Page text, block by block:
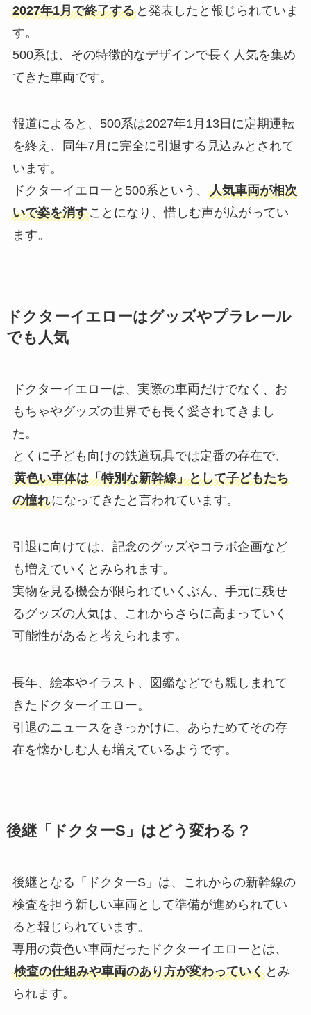
2027年1月で終了すると発表したと報じられていま
す。
500系は、その特徴的なデザインで長く人気を集め
てきた車両です。
報道によると、500系は2027年1月13日に定期運転
を終え、同年7月に完全に引退する見込みとされて
います。
ドクターイエローと500系という、 人気車両が相次
いで姿を消すことになり、惜しむ声が広がってい
ます。
ドクターイエローはグッズやプラレール
でも人気
ドクターイエローは、実際の車両だけでなく、お
もちゃやグッズの世界でも長く愛されてきまし
た。
とくに子ども向けの鉄道玩具では定番の存在で、
黄色い車体は「特別な新幹線」として子どもたち
の憧れになってきたと言われています。
引退に向けては、記念のグッズやコラボ企画など
も増えていくとみられます。
実物を見る機会が限られていくぶん、手元に残せ
るグッズの人気は、これからさらに高まっていく
可能性があると考えられます。
長年、絵本やイラスト、図鑑などでも親しまれて
きたドクターイエロー。
引退のニュースをきっかけに、あらためてその存
在を懐かしむ人も増えているようです。
後継「ドクターS」はどう変わる？
後継となる「ドクターS」は、これからの新幹線の
検査を担う新しい車両として準備が進められてい
ると報じられています。
専用の黄色い車両だったドクターイエローとは、
検査の仕組みや車両のあり方が変わっていくとみ
られます。